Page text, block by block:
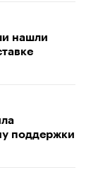
нашли
поддержки